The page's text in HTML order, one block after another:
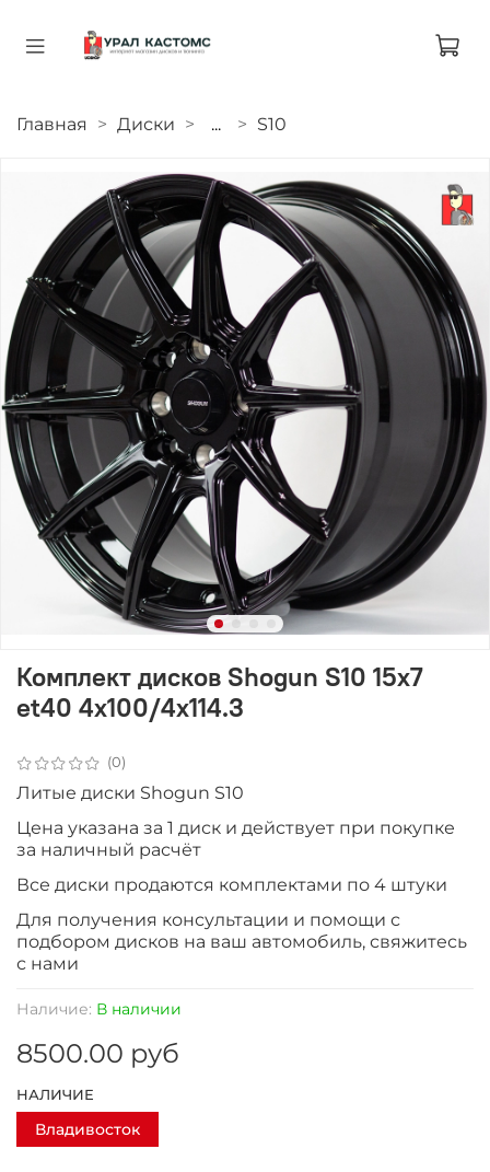
Главная Диски ... S10
(0)
Наличие: В наличии
Комплект дисков Shogun S10 15x7
et40 4x100/4x114.3
8500.00 руб
НАЛИЧИЕ
Владивосток
Литые диски Shogun S10
Цена указана за 1 диск и действует при покупке
за наличный расчёт
Все диски продаютcя комплектами по 4 штуки
Для получения консультации и помощи с
подбором дисков на ваш автомобиль, свяжитесь
с нами